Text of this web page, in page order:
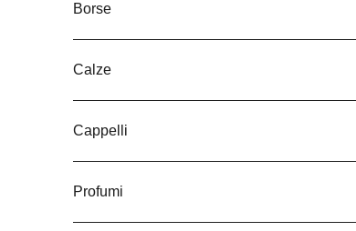
Borse
Calze
Cappelli
Profumi